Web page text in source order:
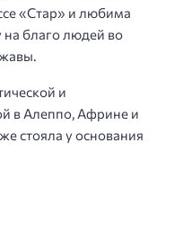
«Стар» и любима
на благо людей во
и
в Алеппо, Африне и
стояла у основания